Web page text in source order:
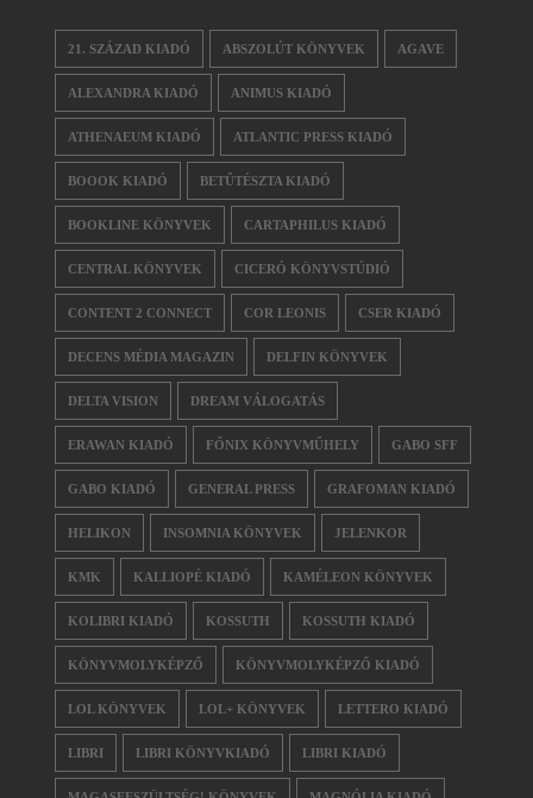
21. SZÁZAD KIADÓ ABSZOLÚT KÖNYVEK AGAVE
ALEXANDRA KIADÓ ANIMUS KIADÓ
ATHENAEUM KIADÓ ATLANTIC PRESS KIADÓ
BOOOK KIADÓ BETŰTÉSZTA KIADÓ
BOOKLINE KÖNYVEK CARTAPHILUS KIADÓ
CENTRAL KÖNYVEK CICERÓ KÖNYVSTÚDIÓ
CONTENT 2 CONNECT COR LEONIS CSER KIADÓ
DECENS MÉDIA MAGAZIN DELFIN KÖNYVEK
DELTA VISION DREAM VÁLOGATÁS
ERAWAN KIADÓ FŐNIX KÖNYVMŰHELY GABO SFF
GABO KIADÓ GENERAL PRESS GRAFOMAN KIADÓ
HELIKON INSOMNIA KÖNYVEK JELENKOR
KMK KALLIOPÉ KIADÓ KAMÉLEON KÖNYVEK
KOLIBRI KIADÓ KOSSUTH KOSSUTH KIADÓ
KÖNYVMOLYKÉPZŐ KÖNYVMOLYKÉPZŐ KIADÓ
LOL KÖNYVEK LOL+ KÖNYVEK LETTERO KIADÓ
LIBRI LIBRI KÖNYVKIADÓ LIBRI KIADÓ